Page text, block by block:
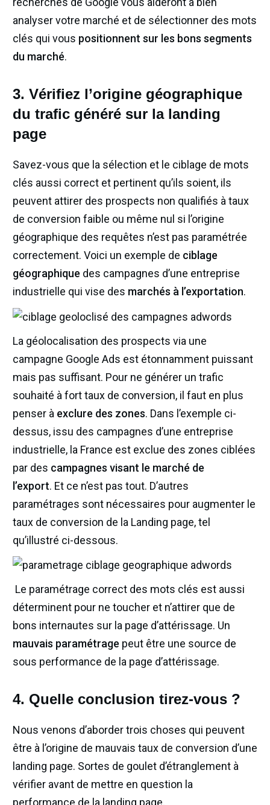
analyser votre marché et de sélectionner des mots
clés qui vous positionnent sur les bons segments
du marché.
3. Vérifiez l’origine géographique
du trafic généré sur la landing
page
Savez-vous que la sélection et le ciblage de mots
clés aussi correct et pertinent qu’ils soient, ils
peuvent attirer des prospects non qualifiés à taux
de conversion faible ou même nul si l’origine
géographique des requêtes n’est pas paramétrée
correctement. Voici un exemple de ciblage
géographique des campagnes d’une entreprise
industrielle qui vise des marchés à l’exportation.
La géolocalisation des prospects via une
campagne Google Ads est étonnamment puissant
mais pas suffisant. Pour ne générer un trafic
souhaité à fort taux de conversion, il faut en plus
penser à exclure des zones. Dans l’exemple ci-
dessus, issu des campagnes d’une entreprise
industrielle, la France est exclue des zones ciblées
par des campagnes visant le marché de
l’export. Et ce n’est pas tout. D’autres
paramétrages sont nécessaires pour augmenter le
taux de conversion de la Landing page, tel
qu’illustré ci-dessous.
Le paramétrage correct des mots clés est aussi
déterminent pour ne toucher et n’attirer que de
bons internautes sur la page d’attérissage. Un
mauvais paramétrage peut être une source de
sous performance de la page d’attérissage.
4. Quelle conclusion tirez-vous ?
Nous venons d’aborder trois choses qui peuvent
être à l’origine de mauvais taux de conversion d’une
landing page. Sortes de goulet d’étranglement à
vérifier avant de mettre en question la
performance de la landing page.